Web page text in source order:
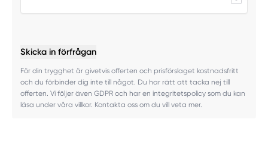
Skicka in förfrågan
För din trygghet är givetvis offerten och prisförslaget kostnadsfritt
och du förbinder dig inte till något. Du har rätt att tacka nej till
offerten. Vi följer även GDPR och har en integritetspolicy som du kan
läsa under våra villkor. Kontakta oss om du vill veta mer.